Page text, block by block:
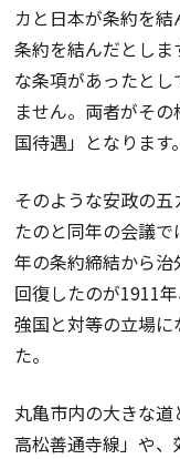
カと日本が条約を
条約を結んだとし
な条項があったと
ません。両者がそ
国待遇」となります。
そのような安政の
たのと同年の会議
年の条約締結から
回復したのが1911
強国と対等の立場
た。
丸亀市内の大きな
高松善通寺線」や